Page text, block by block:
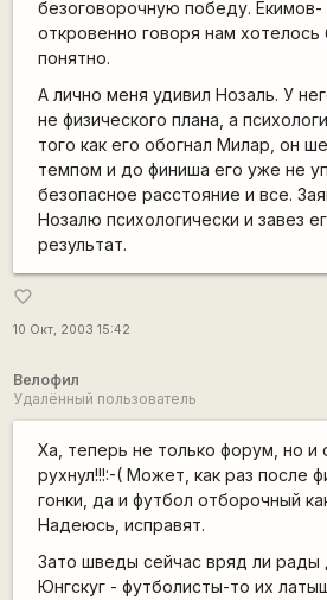
безоговорочную победу.
откровенно говоря нам хотелось
понятно.
А лично меня удивил Нозаль. У
не физического плана, а
того как его обогнал Милар, он
темпом и до финиша его уже не
безопасное расстояние и все.
Нозалю психологически и завез
результат.
favorite_border
10 Окт, 2003 15:42
Велофил
Удалённый пользователь
Ха, теперь не только форум, но и
рухнул!!!:-( Может, как раз после
гонки, да и футбол отборочный
Надеюсь, исправят.
Зато шведы сейчас вряд ли
Юнгскуг - футболисты-то их